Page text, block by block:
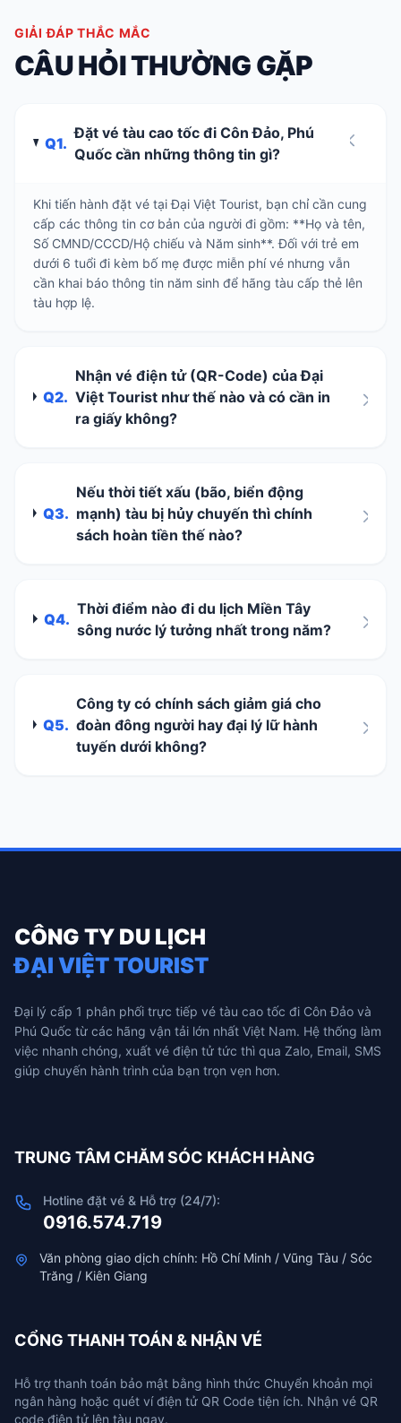
GIẢI ĐÁP THẮC MẮC
CÂU HỎI THƯỜNG GẶP
Q1.
Đặt vé tàu cao tốc đi Côn Đảo, Phú
Quốc cần những thông tin gì?
Khi tiến hành đặt vé tại Đại Việt Tourist, bạn chỉ cần cung
cấp các thông tin cơ bản của người đi gồm: **Họ và tên,
Số CMND/CCCD/Hộ chiếu và Năm sinh**. Đối với trẻ em
dưới 6 tuổi đi kèm bố mẹ được miễn phí vé nhưng vẫn
cần khai báo thông tin năm sinh để hãng tàu cấp thẻ lên
tàu hợp lệ.
Q2.
Nhận vé điện tử (QR-Code) của Đại
Việt Tourist như thế nào và có cần in
ra giấy không?
Q3.
Nếu thời tiết xấu (bão, biển động
mạnh) tàu bị hủy chuyến thì chính
sách hoàn tiền thế nào?
Q4.
Thời điểm nào đi du lịch Miền Tây
sông nước lý tưởng nhất trong năm?
Q5.
Công ty có chính sách giảm giá cho
đoàn đông người hay đại lý lữ hành
tuyến dưới không?
CÔNG TY DU LỊCH
ĐẠI VIỆT TOURIST
Đại lý cấp 1 phân phối trực tiếp vé tàu cao tốc đi Côn Đảo và
Phú Quốc từ các hãng vận tải lớn nhất Việt Nam. Hệ thống làm
việc nhanh chóng, xuất vé điện tử tức thì qua Zalo, Email, SMS
giúp chuyến hành trình của bạn trọn vẹn hơn.
TRUNG TÂM CHĂM SÓC KHÁCH HÀNG
Hotline đặt vé & Hỗ trợ (24/7):
0916.574.719
Văn phòng giao dịch chính: Hồ Chí Minh / Vũng Tàu / Sóc
Trăng / Kiên Giang
CỔNG THANH TOÁN & NHẬN VÉ
Hỗ trợ thanh toán bảo mật bằng hình thức Chuyển khoản mọi
ngân hàng hoặc quét ví điện tử QR Code tiện ích. Nhận vé QR
code điện tử lên tàu ngay.